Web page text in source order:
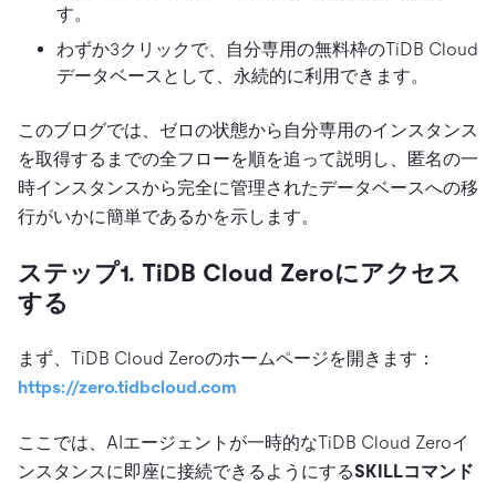
す。
わずか3クリックで、自分専用の無料枠のTiDB Cloud
データベースとして、永続的に利用できます。
このブログでは、ゼロの状態から自分専用のインスタンス
を取得するまでの全フローを順を追って説明し、匿名の一
時インスタンスから完全に管理されたデータベースへの移
行がいかに簡単であるかを示します。
ステップ1. TiDB Cloud Zeroにアクセス
する
まず、TiDB Cloud Zeroのホームページを開きます：
https://zero.tidbcloud.com
ここでは、AIエージェントが一時的なTiDB Cloud Zeroイ
ンスタンスに即座に接続できるようにするSKILLコマンド